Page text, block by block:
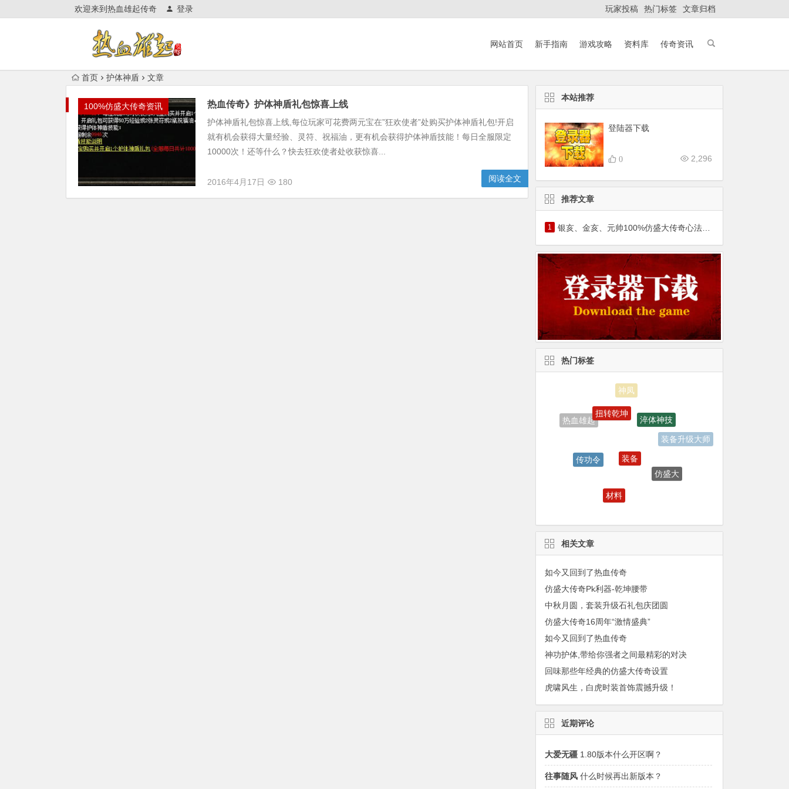
欢迎来到热血雄起传奇 登录 玩家投稿 热门标签 文章归档
网站首页 新手指南 游戏攻略 资料库 传奇资讯
首页 护体神盾 文章
100%仿盛大传奇资讯 热血传奇》护体神盾礼包惊喜上线
护体神盾礼包惊喜上线,每位玩家可花费两元宝在”狂欢使者”处购买护体神盾礼包!开启
就有机会获得大量经验、灵符、祝福油，更有机会获得护体神盾技能！每日全服限定
10000次！还等什么？快去狂欢使者处收获惊喜...
2016年4月17日 180 阅读全文
本站推荐
登陆器下载
2,296
0
推荐文章
1 银亥、金亥、元帅100%仿盛大传奇心法猪年套装霸气降临
热门标签
神凤
热血雄起
扭转乾坤
淬体神技
装备升级大师
传功令
装备
仿盛大
材料
相关文章
如今又回到了热血传奇
仿盛大传奇Pk利器-乾坤腰带
中秋月圆，套装升级石礼包庆团圆
仿盛大传奇16周年“激情盛典”
如今又回到了热血传奇
神功护体,带给你强者之间最精彩的对决
回味那些年经典的仿盛大传奇设置
虎啸风生，白虎时装首饰震撼升级！
近期评论
大爱无疆1.80版本什么开区啊？
往事随风什么时候再出新版本？